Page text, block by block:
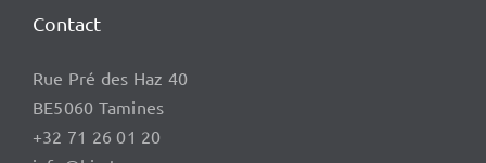
Contact
Rue Pré des Haz 40
BE5060 Tamines
+32 71 26 01 20